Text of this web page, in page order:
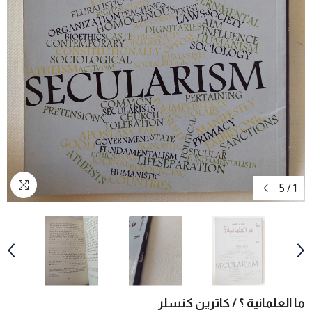
1
/
5
ما العلمانية ؟ / كاترين كنسلر